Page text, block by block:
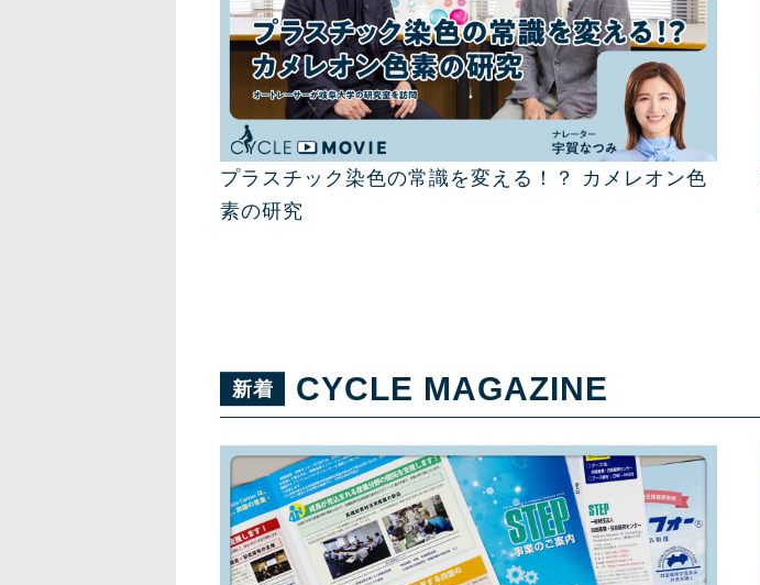
プラスチック染色の常識を変える！？ カメレオン色
素の研究
CYCLE MAGAZINE